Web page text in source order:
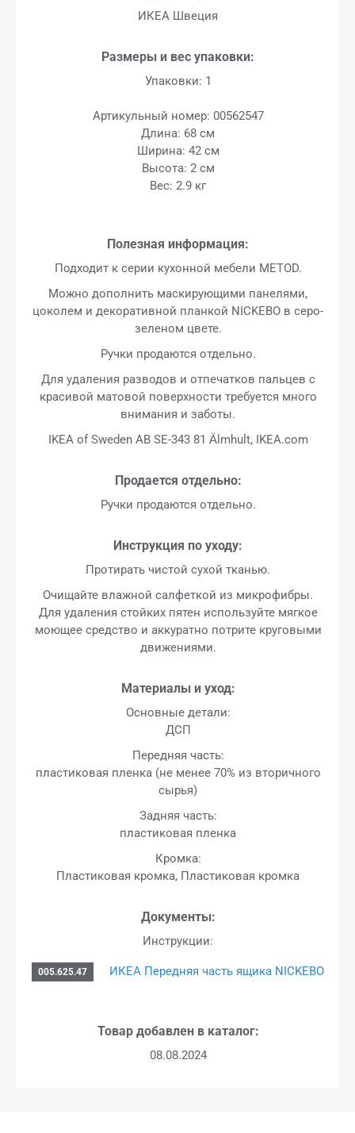
ИКЕА Швеция
Размеры и вес упаковки:
Упаковки: 1
Артикульный номер: 00562547
Длина: 68 см
Ширина: 42 см
Высота: 2 см
Вес: 2.9 кг
Полезная информация:
Подходит к серии кухонной мебели METOD.
Можно дополнить маскирующими панелями,
цоколем и декоративной планкой NICKEBO в серо-
зеленом цвете.
Ручки продаются отдельно.
Для удаления разводов и отпечатков пальцев с
красивой матовой поверхности требуется много
внимания и заботы.
IKEA of Sweden AB SE-343 81 Älmhult, IKEA.com
Продается отдельно:
Ручки продаются отдельно.
Инструкция по уходу:
Протирать чистой сухой тканью.
Очищайте влажной салфеткой из микрофибры.
Для удаления стойких пятен используйте мягкое
моющее средство и аккуратно потрите круговыми
движениями.
Материалы и уход:
Основные детали:
ДСП
Передняя часть:
пластиковая пленка (не менее 70% из вторичного
сырья)
Задняя часть:
пластиковая пленка
Кромка:
Пластиковая кромка, Пластиковая кромка
Документы:
Инструкции:
005.625.47 ИКЕА Передняя часть ящика NICKEBO
Товар добавлен в каталог:
08.08.2024